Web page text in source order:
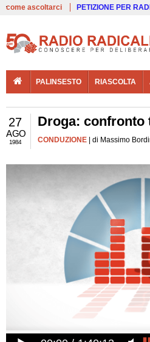
come ascoltarci PETIZIONE PER
PALINSESTO RIASCOLTA
27
AGO
1984
Droga: confronto
CONDUZIONE | di Massimo